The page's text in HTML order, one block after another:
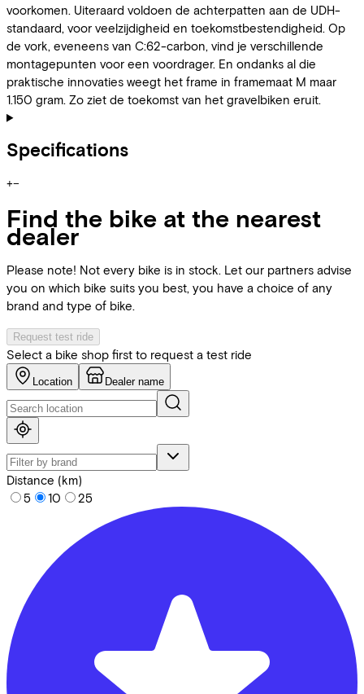
voorkomen. Uiteraard voldoen de achterpatten aan de UDH-
standaard, voor veelzijdigheid en toekomstbestendigheid. Op
de vork, eveneens van C:62-carbon, vind je verschillende
montagepunten voor een voordrager. En ondanks al die
praktische innovaties weegt het frame in framemaat M maar
1.150 gram. Zo ziet de toekomst van het gravelbiken eruit.
Specifications
+−
Find the bike at the nearest
dealer
Please note! Not every bike is in stock. Let our partners advise
you on which bike suits you best, you have a choice of any
brand and type of bike.
Request test ride
Select a bike shop first to request a test ride
Location Dealer name
Distance (km)
5
10 25